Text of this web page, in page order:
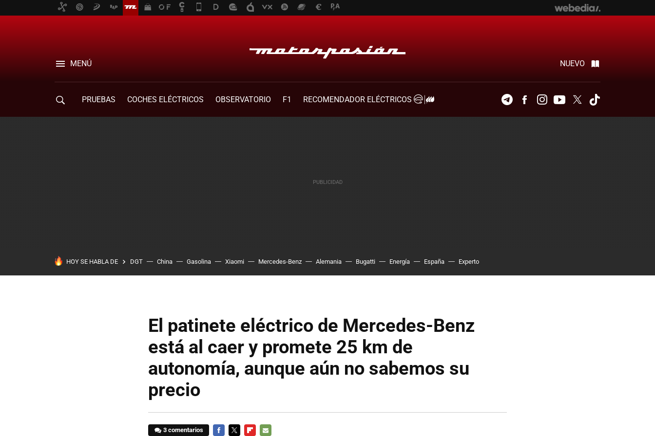
MENÚ NUEVO
PRUEBAS COCHES ELÉCTRICOS OBSERVATORIO F1
RECOMENDADOR ELÉCTRICOS
TelegramFacebookInstagramYoutubeTwitter
HOY SE HABLA DE DGT China Gasolina Xiaomi Mercedes-Benz Alemania Bugatti Energía España Experto
El patinete eléctrico de Mercedes-Benz
está al caer y promete 25 km de
autonomía, aunque aún no sabemos su
precio
3 comentarios